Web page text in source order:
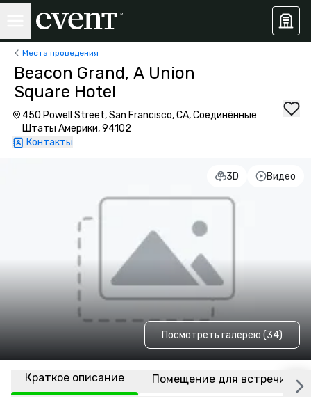
Места проведения
Beacon Grand, A Union
Square Hotel
450 Powell Street, San Francisco, CA, Соединённые
Штаты Америки, 94102
Контакты
3D Видео
Посмотреть галерею (34)
Краткое описание Помещение для встречи